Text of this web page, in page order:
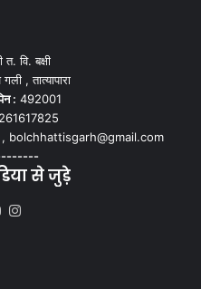
त. वि. बक्षी
, तात्यापारा
: 492001
bolchhattisgarh@gmail.com
से जुड़े